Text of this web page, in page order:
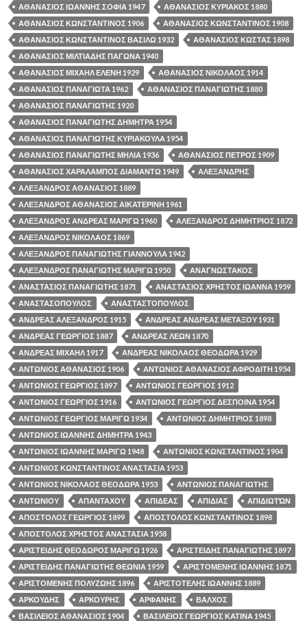
ΑΘΑΝΑΣΙΟΣ ΙΩΑΝΝΗΣ ΣΟΦΙΑ 1947
ΑΘΑΝΑΣΙΟΣ ΚΥΡΙΑΚΟΣ 1880
ΑΘΑΝΑΣΙΟΣ ΚΩΝΣΤΑΝΤΙΝΟΣ 1906
ΑΘΑΝΑΣΙΟΣ ΚΩΝΣΤΑΝΤΙΝΟΣ 1908
ΑΘΑΝΑΣΙΟΣ ΚΩΝΣΤΑΝΤΙΝΟΣ ΒΑΣΙΛΩ 1932
ΑΘΑΝΑΣΙΟΣ ΚΩΣΤΑΣ 1898
ΑΘΑΝΑΣΙΟΣ ΜΙΛΤΙΑΔΗΣ ΠΑΓΩΝΑ 1940
ΑΘΑΝΑΣΙΟΣ ΜΙΧΑΗΛ ΕΛΕΝΗ 1929
ΑΘΑΝΑΣΙΟΣ ΝΙΚΟΛΑΟΣ 1914
ΑΘΑΝΑΣΙΟΣ ΠΑΝΑΓΙΩΤΑ 1962
ΑΘΑΝΑΣΙΟΣ ΠΑΝΑΓΙΩΤΗΣ 1880
ΑΘΑΝΑΣΙΟΣ ΠΑΝΑΓΙΩΤΗΣ 1920
ΑΘΑΝΑΣΙΟΣ ΠΑΝΑΓΙΩΤΗΣ ΔΗΜΗΤΡΑ 1954
ΑΘΑΝΑΣΙΟΣ ΠΑΝΑΓΙΩΤΗΣ ΚΥΡΙΑΚΟΥΛΑ 1954
ΑΘΑΝΑΣΙΟΣ ΠΑΝΑΓΙΩΤΗΣ ΜΗΛΙΑ 1936
ΑΘΑΝΑΣΙΟΣ ΠΕΤΡΟΣ 1909
ΑΘΑΝΑΣΙΟΣ ΧΑΡΑΛΑΜΠΟΣ ΔΙΑΜΑΝΤΩ 1949
ΑΛΕΞΑΝΔΡΗΣ
ΑΛΕΞΑΝΔΡΟΣ ΑΘΑΝΑΣΙΟΣ 1889
ΑΛΕΞΑΝΔΡΟΣ ΑΘΑΝΑΣΙΟΣ ΑΙΚΑΤΕΡΙΝΗ 1961
ΑΛΕΞΑΝΔΡΟΣ ΑΝΔΡΕΑΣ ΜΑΡΙΓΩ 1960
ΑΛΕΞΑΝΔΡΟΣ ΔΗΜΗΤΡΙΟΣ 1872
ΑΛΕΞΑΝΔΡΟΣ ΝΙΚΟΛΑΟΣ 1869
ΑΛΕΞΑΝΔΡΟΣ ΠΑΝΑΓΙΩΤΗΣ ΓΙΑΝΝΟΥΛΑ 1942
ΑΛΕΞΑΝΔΡΟΣ ΠΑΝΑΓΙΩΤΗΣ ΜΑΡΙΓΩ 1950
ΑΝΑΓΝΩΣΤΑΚΟΣ
ΑΝΑΣΤΑΣΙΟΣ ΠΑΝΑΓΙΩΤΗΣ 1871
ΑΝΑΣΤΑΣΙΟΣ ΧΡΗΣΤΟΣ ΙΩΑΝΝΑ 1959
ΑΝΑΣΤΑΣΟΠΟΥΛΟΣ
ΑΝΑΣΤΑΣΤΟΠΟΥΛΟΣ
ΑΝΔΡΕΑΣ ΑΛΕΞΑΝΔΡΟΣ 1915
ΑΝΔΡΕΑΣ ΑΝΔΡΕΑΣ ΜΕΤΑΞΟΥ 1931
ΑΝΔΡΕΑΣ ΓΕΩΡΓΙΟΣ 1887
ΑΝΔΡΕΑΣ ΛΕΩΝ 1870
ΑΝΔΡΕΑΣ ΜΙΧΑΗΛ 1917
ΑΝΔΡΕΑΣ ΝΙΚΟΛΑΟΣ ΘΕΟΔΩΡΑ 1929
ΑΝΤΩΝΙΟΣ ΑΘΑΝΑΣΙΟΣ 1906
ΑΝΤΩΝΙΟΣ ΑΘΑΝΑΣΙΟΣ ΑΦΡΟΔΙΤΗ 1954
ΑΝΤΩΝΙΟΣ ΓΕΩΡΓΙΟΣ 1897
ΑΝΤΩΝΙΟΣ ΓΕΩΡΓΙΟΣ 1912
ΑΝΤΩΝΙΟΣ ΓΕΩΡΓΙΟΣ 1916
ΑΝΤΩΝΙΟΣ ΓΕΩΡΓΙΟΣ ΔΕΣΠΟΙΝΑ 1954
ΑΝΤΩΝΙΟΣ ΓΕΩΡΓΙΟΣ ΜΑΡΙΓΩ 1934
ΑΝΤΩΝΙΟΣ ΔΗΜΗΤΡΙΟΣ 1898
ΑΝΤΩΝΙΟΣ ΙΩΑΝΝΗΣ ΔΗΜΗΤΡΑ 1943
ΑΝΤΩΝΙΟΣ ΙΩΑΝΝΗΣ ΜΑΡΙΓΩ 1948
ΑΝΤΩΝΙΟΣ ΚΩΝΣΤΑΝΤΙΝΟΣ 1904
ΑΝΤΩΝΙΟΣ ΚΩΝΣΤΑΝΤΙΝΟΣ ΑΝΑΣΤΑΣΙΑ 1953
ΑΝΤΩΝΙΟΣ ΝΙΚΟΛΑΟΣ ΘΕΟΔΩΡΑ 1953
ΑΝΤΩΝΙΟΣ ΠΑΝΑΓΙΩΤΗΣ
ΑΝΤΩΝΙΟΥ
ΑΠΑΝΤΑΧΟΥ ΑΠΙΔΕΑΣ ΑΠΙΔΙΑΣ
ΑΠΙΔΙΩΤΏΝ
ΑΠΟΣΤΟΛΟΣ ΓΕΩΡΓΙΟΣ 1899
ΑΠΟΣΤΟΛΟΣ ΚΩΝΣΤΑΝΤΙΝΟΣ 1898
ΑΠΟΣΤΟΛΟΣ ΧΡΗΣΤΟΣ ΑΝΑΣΤΑΣΙΑ 1958
ΑΡΙΣΤΕΙΔΗΣ ΘΕΟΔΩΡΟΣ ΜΑΡΙΓΩ 1926
ΑΡΙΣΤΕΙΔΗΣ ΠΑΝΑΓΙΩΤΗΣ 1897
ΑΡΙΣΤΕΙΔΗΣ ΠΑΝΑΓΙΩΤΗΣ ΘΕΩΝΙΑ 1959
ΑΡΙΣΤΟΜΕΝΗΣ ΙΩΑΝΝΗΣ 1871
ΑΡΙΣΤΟΜΕΝΗΣ ΠΟΛΥΖΩΗΣ 1896
ΑΡΙΣΤΟΤΕΛΗΣ ΙΩΑΝΝΗΣ 1889
ΑΡΚΟΥΔΗΣ
ΑΡΚΟΥΡΗΣ ΑΡΦΑΝΗΣ
ΒΑΛΧΟΣ
ΒΑΣΙΛΕΙΟΣ ΑΘΑΝΑΣΙΟΣ 1904
ΒΑΣΙΛΕΙΟΣ ΓΕΩΡΓΙΟΣ ΚΑΤΙΝΑ 1945